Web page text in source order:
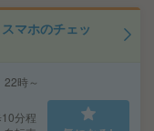
マホのチェッ
時～
分程